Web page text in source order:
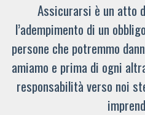
Assicurarsi è un atto
l’adempimento di un
persone che potremmo
amiamo e prima di ogni
responsabilità verso noi